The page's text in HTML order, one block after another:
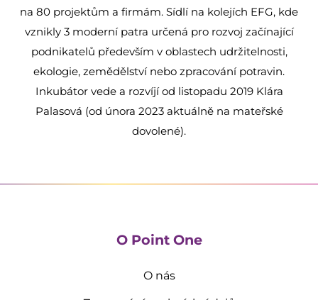
na 80 projektům a firmám. Sídlí na kolejích EFG, kde
vznikly 3 moderní patra určená pro rozvoj začínající
podnikatelů především v oblastech udržitelnosti,
ekologie, zemědělství nebo zpracování potravin.
Inkubátor vede a rozvíjí od listopadu 2019 Klára
Palasová (od února 2023 aktuálně na mateřské
dovolené).
O Point One
O nás